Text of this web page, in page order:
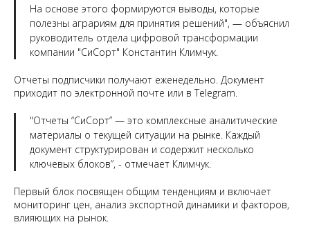
На основе этого формируются выводы, которые
полезны аграриям для принятия решений", — объяснил
руководитель отдела цифровой трансформации
компании "СиСорт" Константин Климчук.
Отчеты подписчики получают еженедельно. Документ
приходит по электронной почте или в Telegram.
"Отчеты “СиСорт” — это комплексные аналитические
материалы о текущей ситуации на рынке. Каждый
документ структурирован и содержит несколько
ключевых блоков”, - отмечает Климчук.
Первый блок посвящен общим тенденциям и включает
мониторинг цен, анализ экспортной динамики и факторов,
влияющих на рынок.